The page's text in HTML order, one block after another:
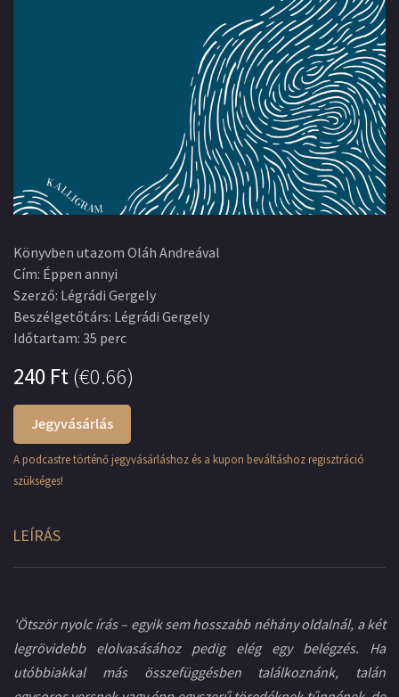
Video
Könyvben utazom Oláh Andreával
Cím: Éppen annyi
Szerző: Légrádi Gergely
Beszélgetőtárs: Légrádi Gergely
Időtartam: 35 perc
240 Ft(€0.66)
Jegyvásárlás
A podcastre történő jegyvásárláshoz és a kupon beváltáshoz regisztráció
szükséges!
LEÍRÁS
'Ötször nyolc írás – egyik sem hosszabb néhány oldalnál, a két
legrövidebb elolvasásához pedig elég egy belégzés. Ha
utóbbiakkal más összefüggésben találkoznánk, talán